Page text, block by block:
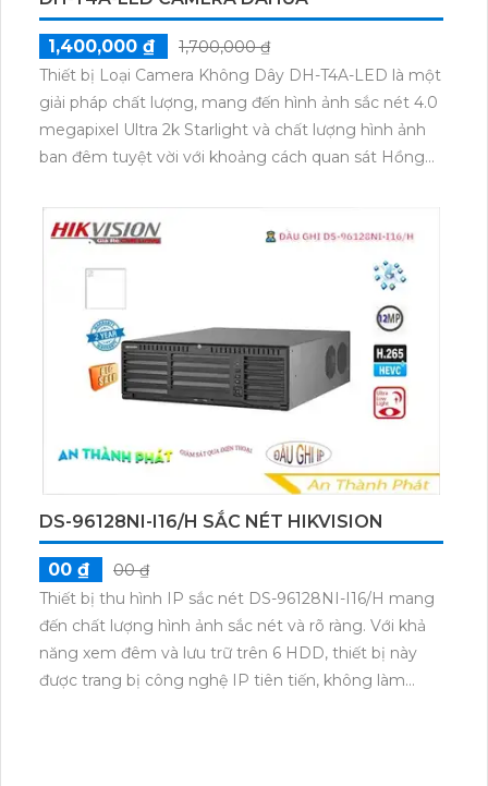
1,400,000 ₫
1,700,000 ₫
Thiết bị Loại Camera Không Dây DH-T4A-LED là một
giải pháp chất lượng, mang đến hình ảnh sắc nét 4.0
megapixel Ultra 2k Starlight và chất lượng hình ảnh
ban đêm tuyệt vời với khoảng cách quan sát Hồng
camera này dễ dàng lắp đặt và phù hợp cho các hệ
thống giám sát gia đình. Nó cung cấp nền tảng kết
nối IP Wifi kỹ thuật số tiên tiến và tích hợp khả năng
DS-96128NI-I16/H SẮC NÉT HIKVISION
00 ₫
00 ₫
Thiết bị thu hình IP sắc nét DS-96128NI-I16/H mang
đến chất lượng hình ảnh sắc nét và rõ ràng. Với khả
năng xem đêm và lưu trữ trên 6 HDD, thiết bị này
được trang bị công nghệ IP tiên tiến, không làm